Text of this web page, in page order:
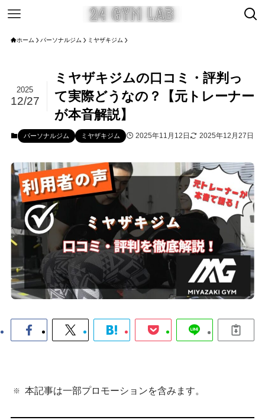
ホーム パーソナルジム ミヤザキジム
ミヤザキジムの口コミ・評判っ
て実際どうなの？【元トレーナー
が本音解説】
2025
12/27
パーソナルジム ミヤザキジム 2025年11月12日 2025年12月27日
本記事は一部プロモーションを含みます。